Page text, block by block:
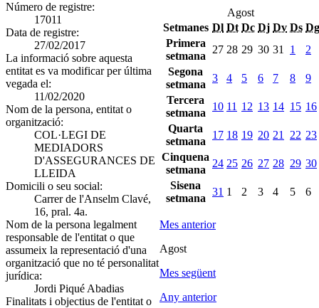
Número de registre:
17011
Data de registre:
27/02/2017
La informació sobre aquesta
entitat es va modificar per última
vegada el:
11/02/2020
Nom de la persona, entitat o
organització:
COL·LEGI DE
MEDIADORS
D'ASSEGURANCES DE
LLEIDA
Domicili o seu social:
Carrer de l'Anselm Clavé,
16, pral. 4a.
Nom de la persona legalment
responsable de l'entitat o que
assumeix la representació d'una
organització que no té personalitat
jurídica:
Jordi Piqué Abadias
Finalitats i objectius de l'entitat o
Agost
Setmanes Dl Dt Dc Dj Dv Ds Dg
Primera
setmana
27 28 29 30 31 1
2
Segona
setmana
3 4 5 6 7 8
9
Tercera
setmana
10 11 12 13 14 15 16
Quarta
setmana
17 18 19 20 21 22 23
Cinquena
setmana
24 25 26 27 28 29 30
Sisena
setmana
31 1 2 3 4 5 6
Mes anterior
Agost
Mes següent
Any anterior